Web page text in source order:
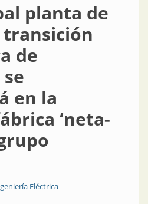
planta de
transición
de
en la
‘neta-
Eléctrica